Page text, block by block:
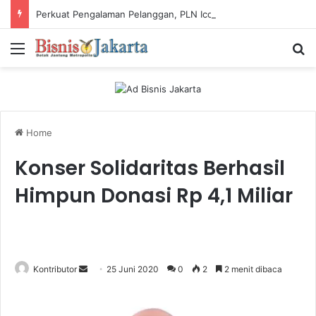
Menu
Home
Konser Solidaritas Berhasil
Himpun Donasi Rp 4,1 Miliar
Kontributor 25 Juni 2020 0 2 2 menit dibaca